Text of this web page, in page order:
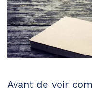
Avant de voir